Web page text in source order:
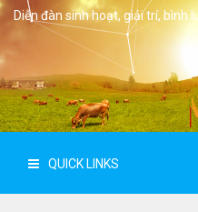
Diễn đàn sinh hoạt, giải trí, bình
QUICK LINKS